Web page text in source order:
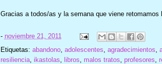
Gracias a todos/as y la semana que viene retomamos
- noviembre 21, 2011
Etiquetas: abandono, adolescentes agradecimientos
resiliencia, ikastolas libros malos tratos profesores